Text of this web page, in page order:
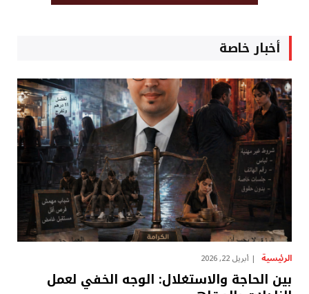
أخبار خاصة
الرئيسية أبريل 22, 2026
بين الحاجة والاستغلال: الوجه الخفي لعمل